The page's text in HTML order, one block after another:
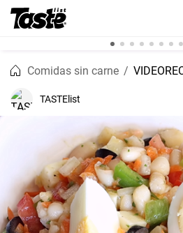
Comidas sin carne
TASTElist